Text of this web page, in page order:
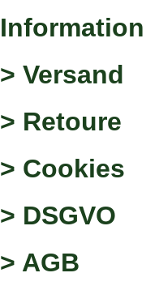
Information
> Versand
> Retoure
> Cookies
> DSGVO
> AGB